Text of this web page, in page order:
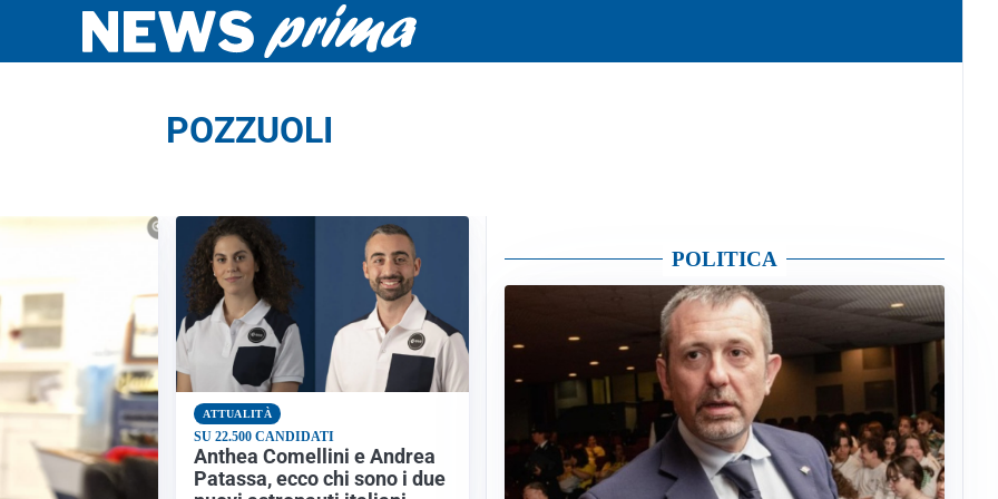
POZZUOLI
ATTUALITÀ
SU 22.500 CANDIDATI
Anthea Comellini e Andrea
Patassa, ecco chi sono i due
POLITICA